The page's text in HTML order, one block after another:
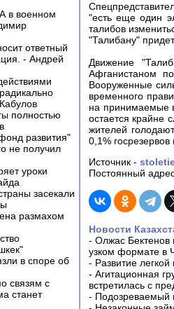
в военном
ответный
- Андрей
полностью
развития"
не получил
уроки
засекали
размахом
в споре об
связям с
станет
"есть еще один
талибов
"Талибану"
Движение
Афганистаном
Вооруженные
временного
на принимаемые
остается
жителей
0,1%
Источник -
Постоянный
Новости
- Олжас Бектенов
узком формате в
- Развитие
- Агитационная
встретилась с
- Подозреваемый